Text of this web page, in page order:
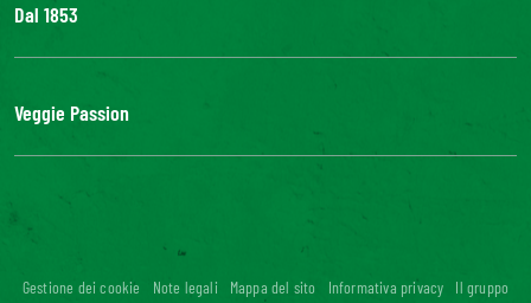
Dal 1853
Il Gruppo
La nostra filiera
Lavora con noi
Veggie Passion
l'ABC delle verdure
Riciblog
Gestione dei cookie Note legali Mappa del sito Informativa privacy Il gruppo